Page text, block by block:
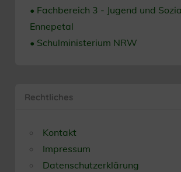
• Fachbereich 3 - Jugend und
Ennepetal
• Schulministerium NRW
Rechtliches
Kontakt
Impressum
Datenschutzerklärung